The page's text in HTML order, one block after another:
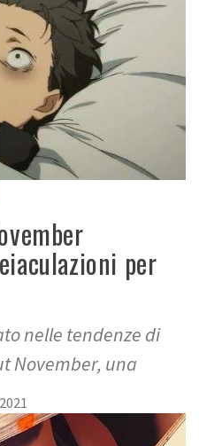
per
nelle tendenze di
November, una